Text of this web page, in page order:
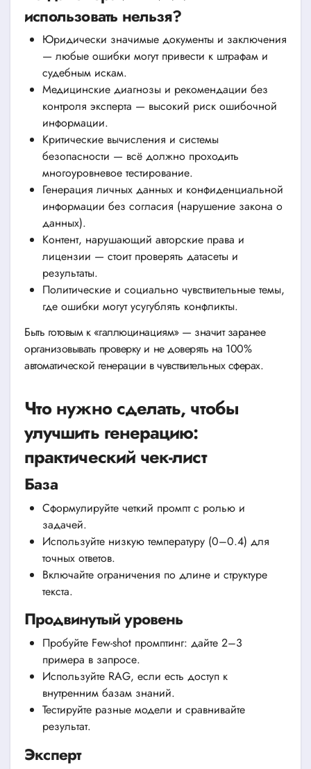
использовать нельзя?
Юридически значимые документы и заключения
— любые ошибки могут привести к штрафам и
судебным искам.
Медицинские диагнозы и рекомендации без
контроля эксперта — высокий риск ошибочной
информации.
Критические вычисления и системы
безопасности — всё должно проходить
многоуровневое тестирование.
Генерация личных данных и конфиденциальной
информации без согласия (нарушение закона о
данных).
Контент, нарушающий авторские права и
лицензии — стоит проверять датасеты и
результаты.
Политические и социально чувствительные темы,
где ошибки могут усугублять конфликты.
Быть готовым к «галлюцинациям» — значит заранее
организовывать проверку и не доверять на 100%
автоматической генерации в чувствительных сферах.
Что нужно сделать, чтобы
улучшить генерацию:
практический чек-лист
База
Сформулируйте четкий промпт с ролью и
задачей.
Используйте низкую температуру (0–0.4) для
точных ответов.
Включайте ограничения по длине и структуре
текста.
Продвинутый уровень
Пробуйте Few-shot промптинг: дайте 2–3
примера в запросе.
Используйте RAG, если есть доступ к
внутренним базам знаний.
Тестируйте разные модели и сравнивайте
результат.
Эксперт